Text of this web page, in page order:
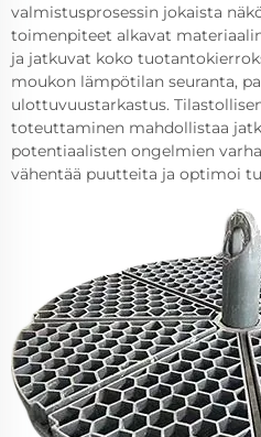
valmistusprosessin jokaista
toimenpiteet alkavat
ja jatkuvat koko
moukon lämpötilan seuranta,
ulottuvuustarkastus.
toteuttaminen mahdollistaa
potentiaalisten ongelmien
vähentää puutteita ja optimoi